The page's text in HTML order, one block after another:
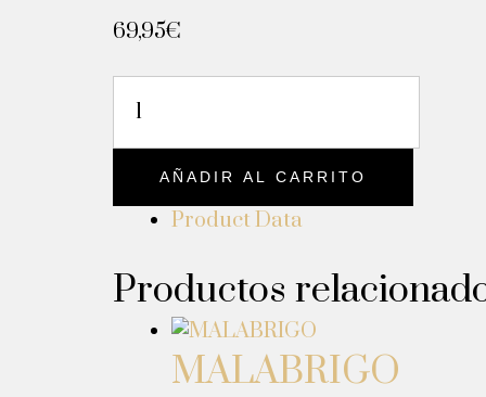
69,95€
AÑADIR AL CARRITO
Product Data
Productos
MALABRIGO